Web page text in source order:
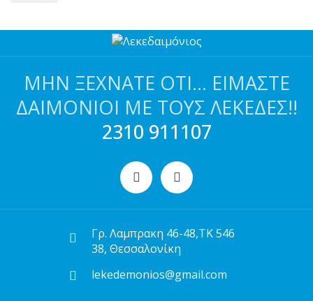
ΜΗΝ ΞΕΧΝΆΤΕ ΌΤΙ… ΕΊΜΑΣΤΕ
ΔΑΙΜΌΝΙΟΙ ΜΕ ΤΟΥΣ ΛΕΚΈΔΕΣ!!
2310 911107
Γρ. Λαμπρακη 46-48,ΤΚ 546
38, Θεσσαλονίκη
lekedemonios@gmail.com